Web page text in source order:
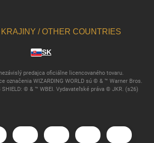
/ OTHER COUNTRIES
SK
predajca oficiálne licencovaného tovaru.
označenia WIZARDING WORLD sú © & ™ Warner Bros.
© & ™ WBEI. Vydavateľské práva © JKR. (s26)